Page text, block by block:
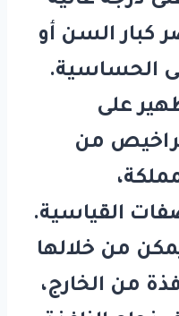
كبار السن أو
الحساسية.
على
من
القياسية.
من خلالها
من الخارج،